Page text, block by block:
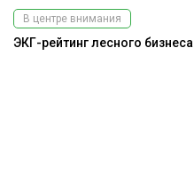
В центре внимания
ЭКГ-рейтинг лесного бизнеса